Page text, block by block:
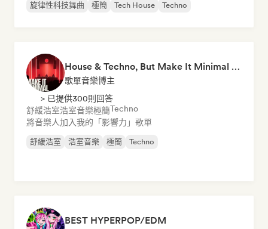
旋律性科技舞曲
極簡 Tech House Techno
House & Techno, But Make It Minimal 🎚️ Tech House & Melodic Grooves
歌單音樂博主
> 已提供300則回答
舒緩浩室浩室音樂極簡Techno
將音樂人加入我的「影響力」歌單
舒緩浩室 浩室音樂 極簡 Techno
BEST HYPERPOP/EDM